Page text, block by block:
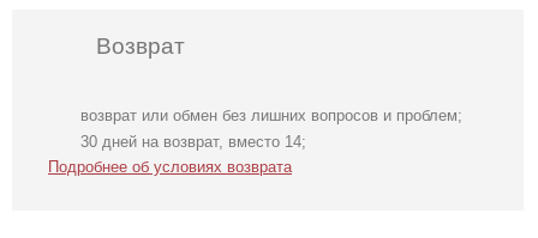
Возврат
возврат или обмен без лишних вопросов и проблем;
30 дней на возврат, вместо 14;
Подробнее об условиях возврата
Футболка
однотонная
белого цвета на
Свадебное белое
длинное
атласное платье